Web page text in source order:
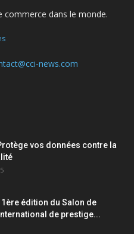
commerce dans le monde.
news.com
vos données contre la
édition du Salon de
de prestige...